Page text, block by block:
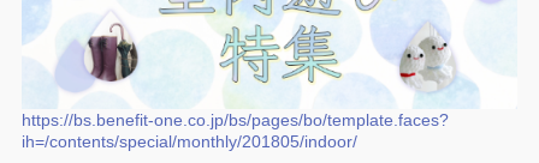
https://bs.benefit-one.co.jp/bs/pages/bo/template.faces?
ih=/contents/special/monthly/201805/indoor/